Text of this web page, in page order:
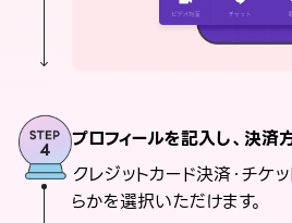
プロフィールを記入し、決済
クレジットカード決済・チケ
らかを選択いただけます。